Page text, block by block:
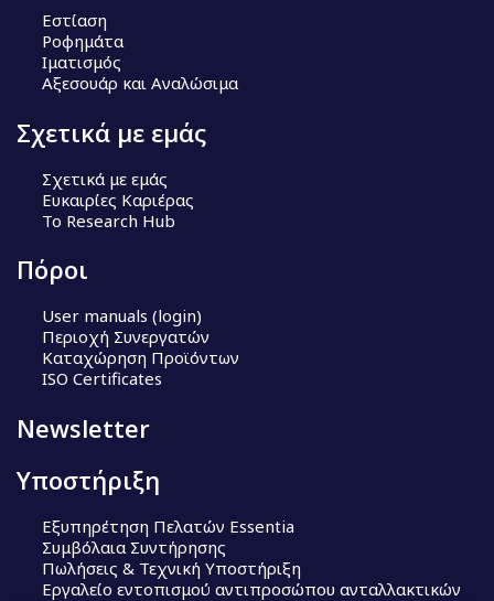
Εστίαση
Ροφημάτα
Ιματισμός
Αξεσουάρ και Αναλώσιμα
Σχετικά με εμάς
Σχετικά με εμάς
Ευκαιρίες Καριέρας
Το Research Hub
Πόροι
User manuals (login)
Περιοχή Συνεργατών
Καταχώρηση Προϊόντων
ISO Certificates
Newsletter
Υποστήριξη
Εξυπηρέτηση Πελατών Essentia
Συμβόλαια Συντήρησης
Πωλήσεις & Τεχνική Υποστήριξη
Εργαλείο εντοπισμού αντιπροσώπου ανταλλακτικών